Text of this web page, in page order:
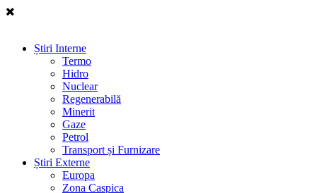
Știri Interne
Termo
Hidro
Nuclear
Regenerabilă
Minerit
Gaze
Petrol
Transport și Furnizare
Știri Externe
Europa
Zona Caspica